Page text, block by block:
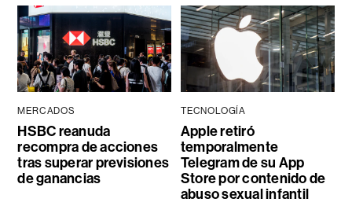
MERCADOS
HSBC reanuda
recompra de acciones
tras superar previsiones
de ganancias
TECNOLOGÍA
Apple retiró
temporalmente
Telegram de su App
Store por contenido de
abuso sexual infantil